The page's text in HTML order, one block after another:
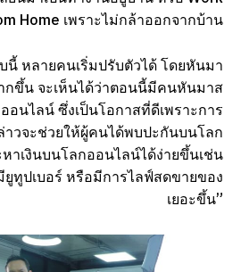
Home เพราะไม่กล้าออกจากบ้าน
ลายคนเริ่มปรับตัวได้ โดยหันมา
กขึ้น จะเห็นได้ว่าตอนนี้มีคนหันมาส
อนไลน์ ซึ่งเป็นโอกาสที่ดีเพราะการ
าวจะช่วยให้ผู้คนได้พบปะกันบนโลก
าเงินบนโลกออนไลน์ได้ง่ายขึ้นเช่น
ยูทูปเบอร์ หรือมีการไลฟ์สดขายของ
เยอะขึ้น”